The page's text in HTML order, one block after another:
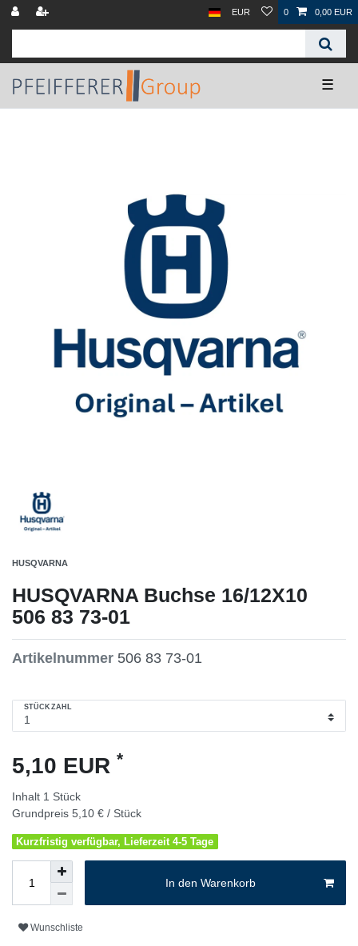
EUR 0 0,00 EUR
☰
HUSQVARNA
HUSQVARNA Buchse 16/12X10
506 83 73-01
Artikelnummer 506 83 73-01
STÜCKZAHL
5,10 EUR *
Inhalt 1 Stück
Grundpreis 5,10 € / Stück
Kurzfristig verfügbar, Lieferzeit 4-5 Tage
In den Warenkorb
Wunschliste